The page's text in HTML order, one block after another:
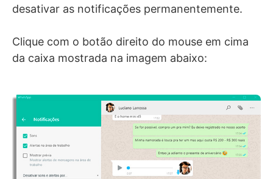
desativar as notificações permanentemente.
Clique com o botão direito do mouse em cima
da caixa mostrada na imagem abaixo: